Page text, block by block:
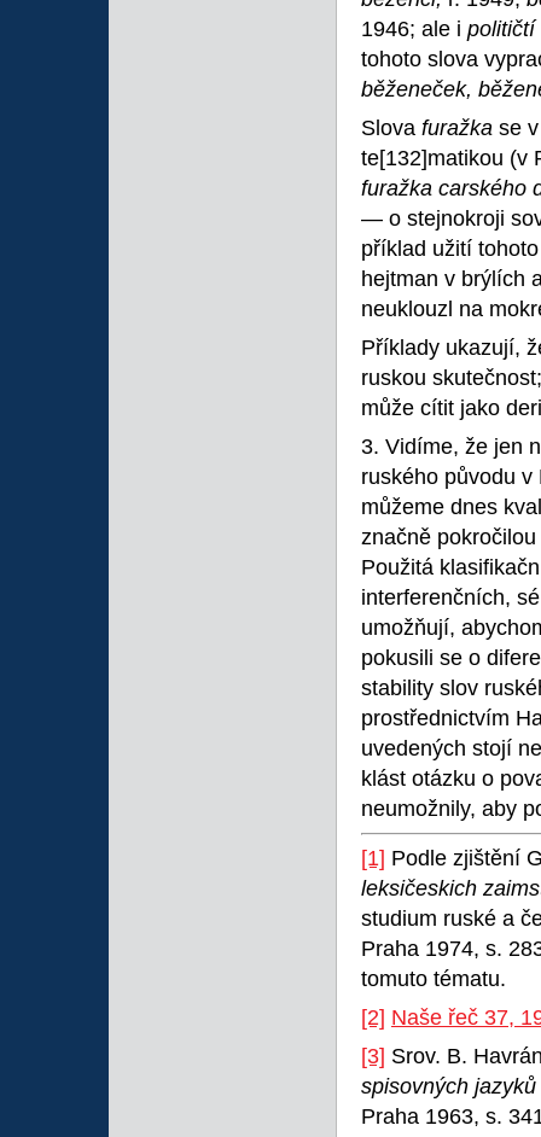
1946; ale i političtí
tohoto slova
běženeček,
Slova furažka se
te[132]matikou (v
furažka carského
— o stejnokroji
příklad užití
hejtman v brýlích
neuklouzl na
Příklady ukazují,
ruskou
může cítit jako
3. Vidíme, že jen
ruského původu
můžeme dnes
značně
Použitá
interferenčních,
umožňují,
pokusili se o
stability slov
prostřednictvím
uvedených stojí
klást otázku o
neumožnily, aby
[1] Podle zjištění
leksičeskich
studium ruské a
Praha 1974, s.
tomuto tématu.
[2] Naše řeč 37,
[3] Srov. B.
spisovných
Praha 1963, s.